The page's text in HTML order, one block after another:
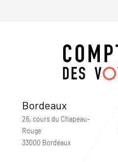
Bordeaux
26, cours du Chapeau-
Rouge
33000 Bordeaux